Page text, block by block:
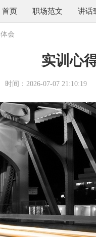
首页 职场范文 讲话
会
实训心
时间：2026-07-07 21:10:19